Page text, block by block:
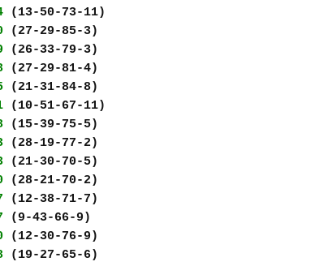
(13-50-73-11)
(27-29-85-3)
(26-33-79-3)
(27-29-81-4)
(21-31-84-8)
(10-51-67-11)
(15-39-75-5)
(28-19-77-2)
(21-30-70-5)
(28-21-70-2)
(12-38-71-7)
(9-43-66-9)
(12-30-76-9)
(19-27-65-6)